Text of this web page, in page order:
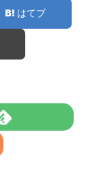
はてブ